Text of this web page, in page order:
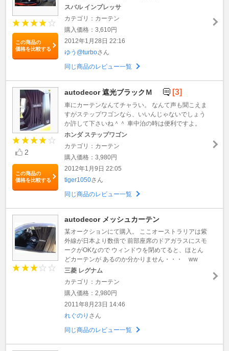
この商品の
価格を比較する
スバル インプレッサ
カテゴリ：カーテン
購入価格：3,610円
2012年1月28日 22:16
ゆう@turboさん
同じ商品のレビュー一覧
2
この商品の
価格を比較する
autodecor 遮光ブラックＭ [3]
車にカーテンなんてチャラい。 なんて声も聞こえま
すがステップワゴンなら、いいんじゃないでしょう
か許して下さいね＾＾ 車中泊の時は便利ですよ。
ホンダ ステップワゴン
カテゴリ：カーテン
購入価格：3,980円
2012年1月9日 22:05
tiger1050さん
同じ商品のレビュー一覧
autodecor メッシュカーテン
某オークションにて購入。 ここオーストラリアは紫
外線が日本より数倍で 前部座席のドアガラスにスモ
ークがOKなので ウィンドウを閉めてると、ほとん
どカーテンが あるのか分かりません・・・ ww
三菱 レグナム
カテゴリ：カーテン
購入価格：2,980円
2011年8月23日 14:46
れぐのり さん
同じ商品のレビュー一覧